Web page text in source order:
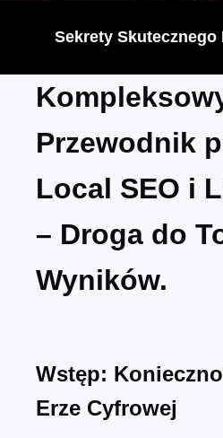
Sekrety
Przewodnik
Local SEO i
– Droga do
Wyników.
Wstęp:
Erze Cyfrowej